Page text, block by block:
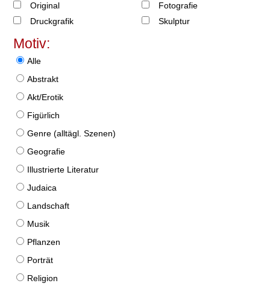
Original
Druckgrafik
Fotografie
Skulptur
Motiv:
Alle
Abstrakt
Akt/Erotik
Figürlich
Genre (alltägl. Szenen)
Geografie
Illustrierte Literatur
Judaica
Landschaft
Musik
Pflanzen
Porträt
Religion